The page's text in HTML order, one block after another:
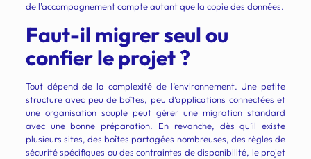
de l’accompagnement compte autant que la copie des données.
Faut-il migrer seul ou
confier le projet ?
Tout dépend de la complexité de l’environnement. Une petite
structure avec peu de boîtes, peu d’applications connectées et
une organisation souple peut gérer une migration standard
avec une bonne préparation. En revanche, dès qu’il existe
plusieurs sites, des boîtes partagées nombreuses, des règles de
sécurité spécifiques ou des contraintes de disponibilité, le projet